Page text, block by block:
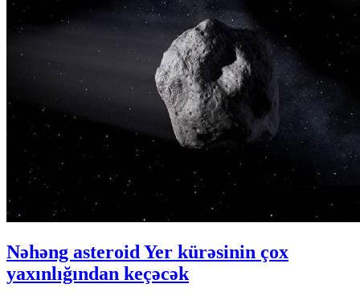
Nəhəng asteroid Yer kürəsinin çox
yaxınlığından keçəcək